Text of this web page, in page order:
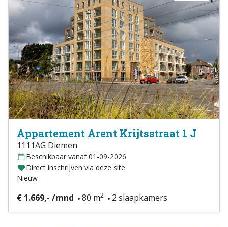
Appartement Arent Krijtsstraat 1 J
1111AG Diemen
Beschikbaar vanaf 01-09-2026
Direct inschrijven via deze site
Nieuw
€ 1.669,- /mnd 80 m2 2 slaapkamers